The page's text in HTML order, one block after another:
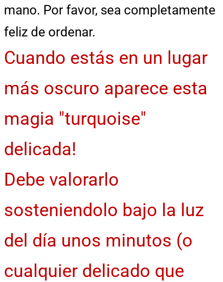
mano. Por favor, sea completamente
feliz de ordenar.
Cuando estás en un lugar
más oscuro aparece esta
magia "turquoise"
delicada!
Debe valorarlo
sosteniendolo bajo la luz
del día unos minutos (o
cualquier delicado que